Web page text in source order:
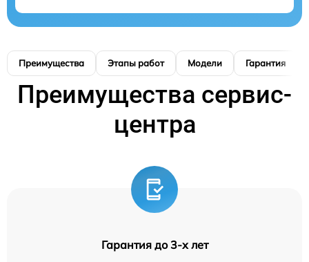
Преимущества Этапы работ Модели Гарантия
Преимущества сервис-
центра
Гарантия до 3-х лет